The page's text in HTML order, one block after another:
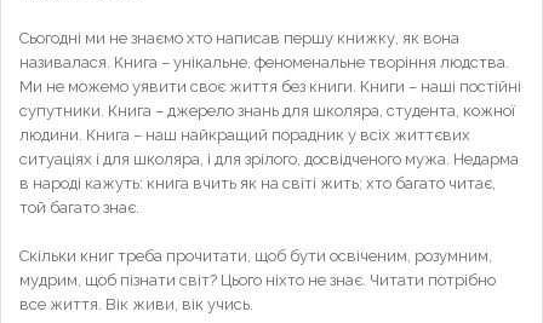
Сьогодні ми не знаємо хто написав першу книжку, як вона
називалася. Книга – унікальне, феноменальне творіння людства.
Ми не можемо уявити своє життя без книги. Книги – наші постійні
супутники. Книга – джерело знань для школяра, студента, кожної
людини. Книга – наш найкращий порадник у всіх життєвих
ситуаціях і для школяра, і для зрілого, досвідченого мужа. Недарма
в народі кажуть: книга вчить як на світі жить; хто багато читає,
той багато знає.
Скільки книг треба прочитати, щоб бути освіченим, розумним,
мудрим, щоб пізнати світ? Цього ніхто не знає. Читати потрібно
все життя. Вік живи, вік учись.